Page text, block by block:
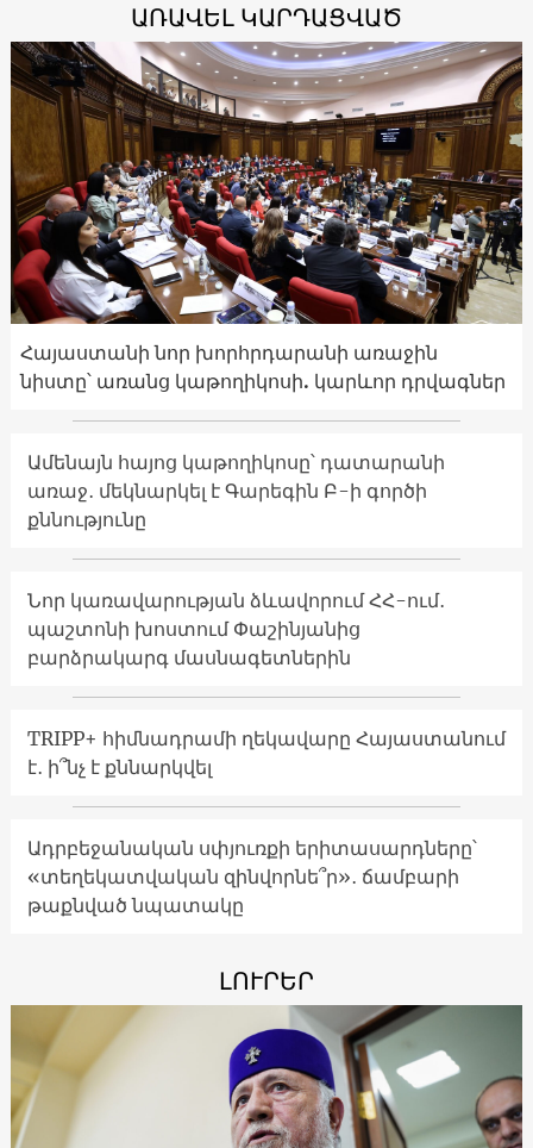
ԱՌԱՎԵԼ ԿԱՐԴԱՑՎԱԾ
Հայաստանի նոր խորհրդարանի առաջին
նիստը՝ առանց կաթողիկոսի. կարևոր դրվագներ
Ամենայն հայոց կաթողիկոսը՝ դատարանի
առաջ․ մեկնարկել է Գարեգին Բ-ի գործի
քննությունը
Նոր կառավարության ձևավորում ՀՀ-ում․
պաշտոնի խոստում Փաշինյանից
բարձրակարգ մասնագետներին
TRIPP+ հիմնադրամի ղեկավարը Հայաստանում
է․ ի՞նչ է քննարկվել
Ադրբեջանական սփյուռքի երիտասարդները՝
«տեղեկատվական զինվորնե՞ր»․ ճամբարի
թաքնված նպատակը
ԼՈՒՐԵՐ